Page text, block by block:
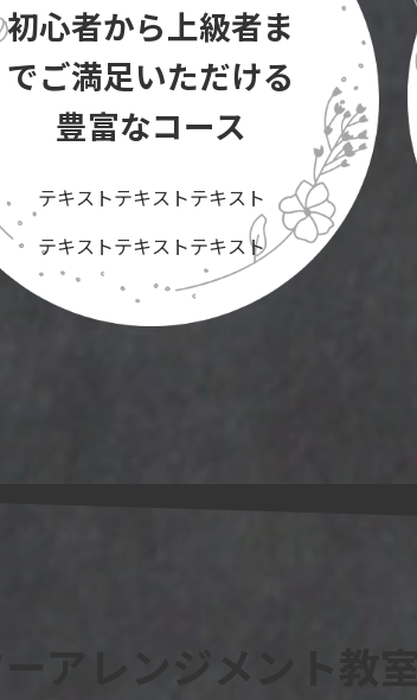
初心者から上級者ま
でご満足いただける
豊富なコース
テキストテキストテキスト
テキストテキストテキスト
アレンジメント教